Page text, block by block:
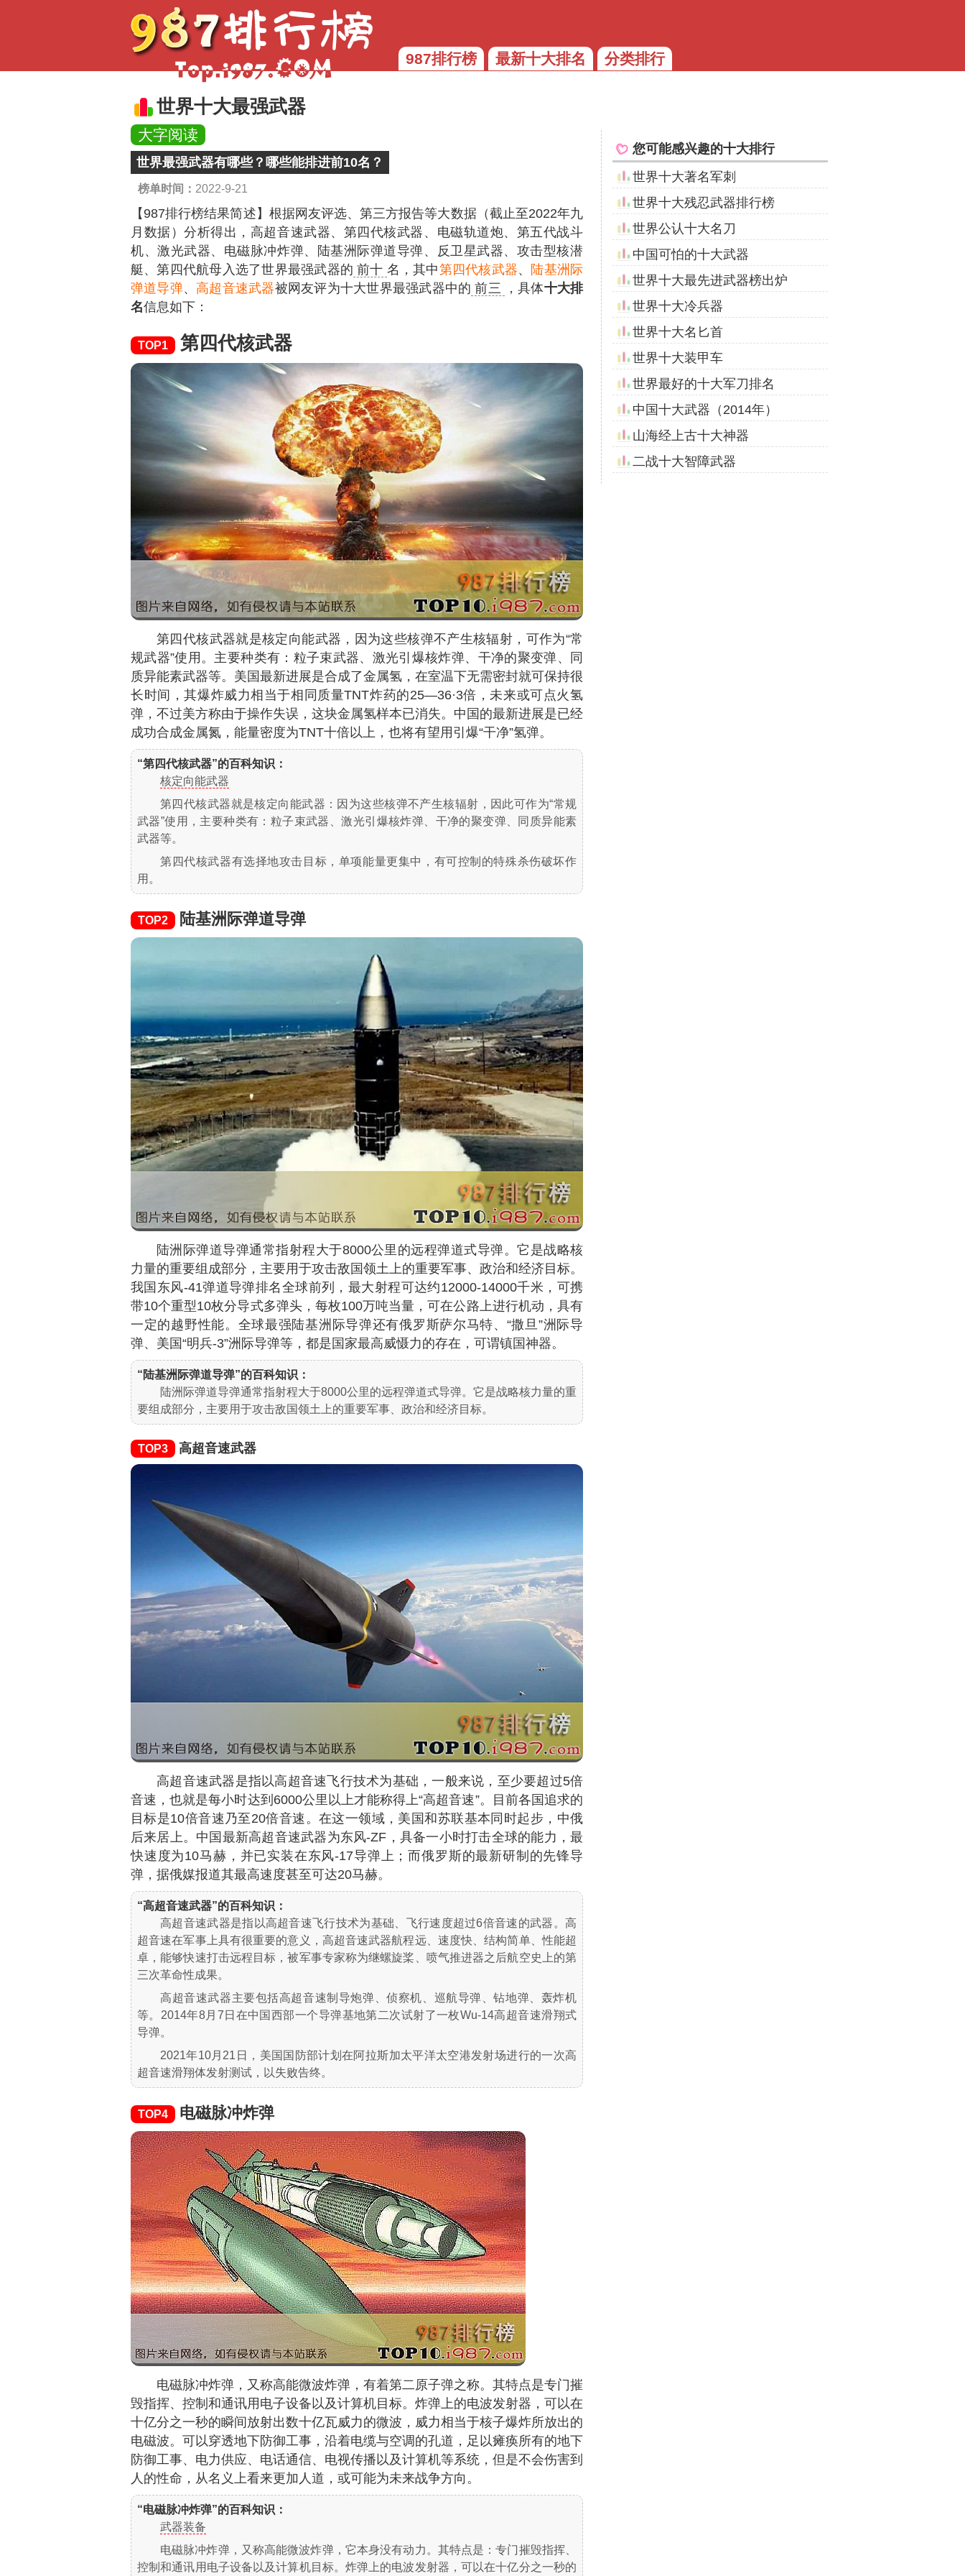
987排行榜 最新十大排名 分类排行
世界十大最强武器
大字阅读
世界最强武器有哪些？哪些能排进前10名？
榜单时间： 2022-9-21
【987排行榜结果简述】 根据网友评选、第三方报告等大数据（截止至2022年九
月数据）分析得出，高超音速武器、第四代核武器、电磁轨道炮、第五代战斗
机、激光武器、电磁脉冲炸弹、陆基洲际弹道导弹、反卫星武器、攻击型核潜
艇、第四代航母入选了世界最强武器的 前十 名，其中第四代核武器、
陆基洲际
弹道导弹、高超音速武器被网友评为十大世界最强武器中的 前三 ，具体十大排
名信息如下：
TOP1 第四代核武器
第四代核武器就是核定向能武器，因为这些核弹不产生核辐射，可作为“常
规武器”使用。主要种类有：粒子束武器、激光引爆核炸弹、干净的聚变弹、同
质异能素武器等。美国最新进展是合成了金属氢，在室温下无需密封就可保持很
长时间，其爆炸威力相当于相同质量TNT炸药的25—36·3倍，未来或可点火氢
弹，不过美方称由于操作失误，这块金属氢样本已消失。中国的最新进展是已经
成功合成金属氮，能量密度为TNT十倍以上，也将有望用引爆“干净”氢弹。
“第四代核武器”的百科知识：
核定向能武器
第四代核武器就是核定向能武器：因为这些核弹不产生核辐射，因此可作为“常规
武器”使用，主要种类有：粒子束武器、激光引爆核炸弹、干净的聚变弹、同质异能素
武器等。
第四代核武器有选择地攻击目标，单项能量更集中，有可控制的特殊杀伤破坏作
用。
TOP2 陆基洲际弹道导弹
陆洲际弹道导弹通常指射程大于8000公里的远程弹道式导弹。它是战略核
力量的重要组成部分，主要用于攻击敌国领土上的重要军事、政治和经济目标。
我国东风-41弹道导弹排名全球前列，最大射程可达约12000-14000千米，可携
带10个重型10枚分导式多弹头，每枚100万吨当量，可在公路上进行机动，具有
一定的越野性能。全球最强陆基洲际导弹还有俄罗斯萨尔马特、“撒旦”洲际导
弹、美国“明兵-3”洲际导弹等，都是国家最高威慑力的存在，可谓镇国神器。
“陆基洲际弹道导弹”的百科知识：
陆洲际弹道导弹通常指射程大于8000公里的远程弹道式导弹。它是战略核力量的重
要组成部分，主要用于攻击敌国领土上的重要军事、政治和经济目标。
TOP3 高超音速武器
高超音速武器是指以高超音速飞行技术为基础，一般来说，至少要超过5倍
音速，也就是每小时达到6000公里以上才能称得上“高超音速”。目前各国追求的
目标是10倍音速乃至20倍音速。在这一领域，美国和苏联基本同时起步，中俄
后来居上。中国最新高超音速武器为东风-ZF，具备一小时打击全球的能力，最
快速度为10马赫，并已实装在东风-17导弹上；而俄罗斯的最新研制的先锋导
弹，据俄媒报道其最高速度甚至可达20马赫。
“高超音速武器”的百科知识：
高超音速武器是指以高超音速飞行技术为基础、飞行速度超过6倍音速的武器。高
超音速在军事上具有很重要的意义，高超音速武器航程远、速度快、结构简单、性能超
卓，能够快速打击远程目标，被军事专家称为继螺旋桨、喷气推进器之后航空史上的第
三次革命性成果。
高超音速武器主要包括高超音速制导炮弹、侦察机、巡航导弹、钻地弹、轰炸机
等。2014年8月7日在中国西部一个导弹基地第二次试射了一枚Wu-14高超音速滑翔式
导弹。
2021年10月21日，美国国防部计划在阿拉斯加太平洋太空港发射场进行的一次高
超音速滑翔体发射测试，以失败告终。
TOP4 电磁脉冲炸弹
电磁脉冲炸弹，又称高能微波炸弹，有着第二原子弹之称。其特点是专门摧
毁指挥、控制和通讯用电子设备以及计算机目标。炸弹上的电波发射器，可以在
十亿分之一秒的瞬间放射出数十亿瓦威力的微波，威力相当于核子爆炸所放出的
电磁波。可以穿透地下防御工事，沿着电缆与空调的孔道，足以瘫痪所有的地下
防御工事、电力供应、电话通信、电视传播以及计算机等系统，但是不会伤害到
人的性命，从名义上看来更加人道，或可能为未来战争方向。
“电磁脉冲炸弹”的百科知识：
武器装备
电磁脉冲炸弹，又称高能微波炸弹，它本身没有动力。其特点是：专门摧毁指挥、
控制和通讯用电子设备以及计算机目标。炸弹上的电波发射器，可以在十亿分之一秒的
您可能感兴趣的十大排行
世界十大著名军刺
世界十大残忍武器排行榜
世界公认十大名刀
中国可怕的十大武器
世界十大最先进武器榜出炉
世界十大冷兵器
世界十大名匕首
世界十大装甲车
世界最好的十大军刀排名
中国十大武器（2014年）
山海经上古十大神器
二战十大智障武器